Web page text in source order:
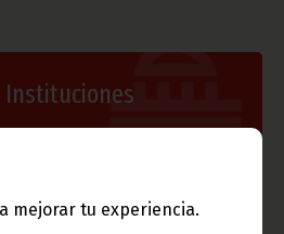
mejorar tu experiencia.
Instituciones
de Guinea Ecuatorial